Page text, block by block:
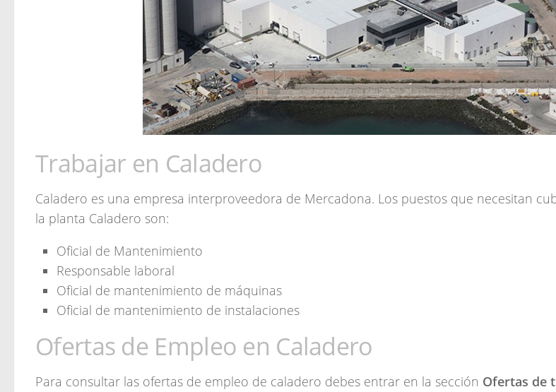
Trabajar en Caladero
Caladero es una empresa interproveedora de Mercadona. Los puestos que necesitan
la planta Caladero son:
Oficial de Mantenimiento
Responsable laboral
Oficial de mantenimiento de máquinas
Oficial de mantenimiento de instalaciones
Ofertas de Empleo en Caladero
Para consultar las ofertas de empleo de caladero debes entrar en la sección Ofertas de